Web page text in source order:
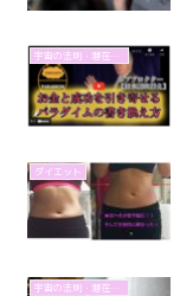
宇宙の法則・潜在意識
ダイエット
宇宙の法則・潜在意識